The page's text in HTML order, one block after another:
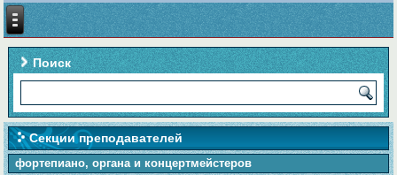
Поиск
Секции преподавателей
фортепиано, органа и концертмейстеров